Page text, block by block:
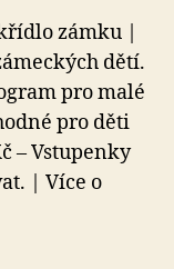
zámku |
dětí.
pro malé
pro děti
– Vstupenky
| Více o